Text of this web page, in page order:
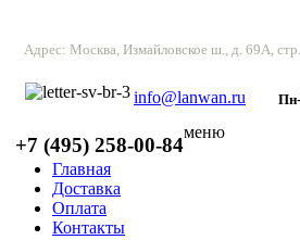
Адрес: Москва, Измайловское ш., д. 69А,
info@lanwan.ru
+7 (495) 258-00-84
меню
Главная
Доставка
Оплата
Контакты